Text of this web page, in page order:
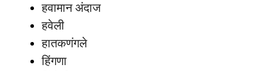
हवामान अंदाज
हवेली
हातकणंगले
हिंगणा